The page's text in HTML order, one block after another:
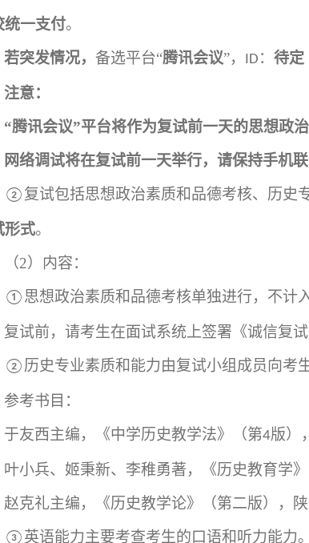
统一支付。
若突发情况， 备选平台“腾讯会议”， ID ： 待定
注意：
“腾讯会议”平台将作为复试前一天的思想政
网络调试将在复试前一天举行，请保持手机联
② 复试包括思想政治素质和品德考核、历史
形式。
（2）内容：
① 思想政治素质和品德考核单独进行，不计
复试前，请考生在面试系统上签署《诚信复
② 历史专业素质和能力由复试小组成员向考
参考书目：
于友西主编，《中学历史教学法》（第4版），
叶小兵、姬秉新、李稚勇著， 《历史教育学
赵克礼主编，《历史教学论》（第二版），陕
③ 英语能力主要考查考生的口语和听力能力